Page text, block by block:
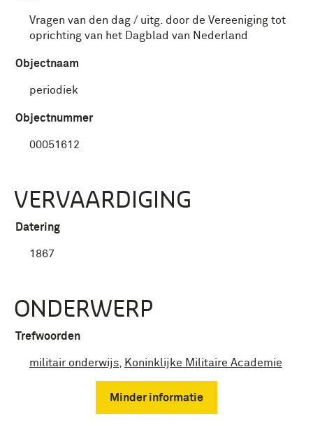
Vragen van den dag / uitg. door de Vereeniging tot
oprichting van het Dagblad van Nederland
Objectnaam
periodiek
Objectnummer
00051612
VERVAARDIGING
Datering
1867
ONDERWERP
Trefwoorden
militair onderwijs Koninklijke Militaire Academie
Minder informatie